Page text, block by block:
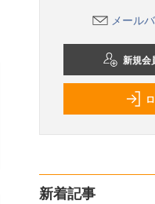
メール
新規会
新着記事